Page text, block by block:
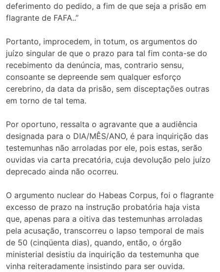
deferimento do pedido, a fim de que seja a prisão em
flagrante de FAFA..”
Portanto, improcedem, in totum, os argumentos do
juízo singular de que o prazo para tal fim conta-se do
recebimento da denúncia, mas, contrario sensu,
consoante se depreende sem qualquer esforço
cerebrino, da data da prisão, sem disceptações outras
em torno de tal tema.
Por oportuno, ressalta o agravante que a audiência
designada para o DIA/MÊS/ANO, é para inquirição das
testemunhas não arroladas por ele, pois estas, serão
ouvidas via carta precatória, cuja devolução pelo juízo
deprecado ainda não ocorreu.
O argumento nuclear do Habeas Corpus, foi o flagrante
excesso de prazo na instrução probatória haja vista
que, apenas para a oitiva das testemunhas arroladas
pela acusação, transcorreu o lapso temporal de mais
de 50 (cinqüenta dias), quando, então, o órgão
ministerial desistiu da inquirição da testemunha que
vinha reiteradamente insistindo para ser ouvida.